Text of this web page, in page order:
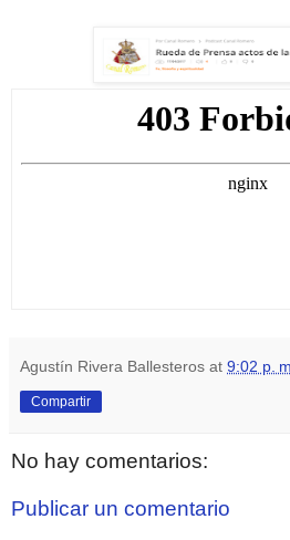
Agustín Rivera Ballesteros at 9:02 p. m.
Compartir
No hay comentarios:
Publicar un comentario